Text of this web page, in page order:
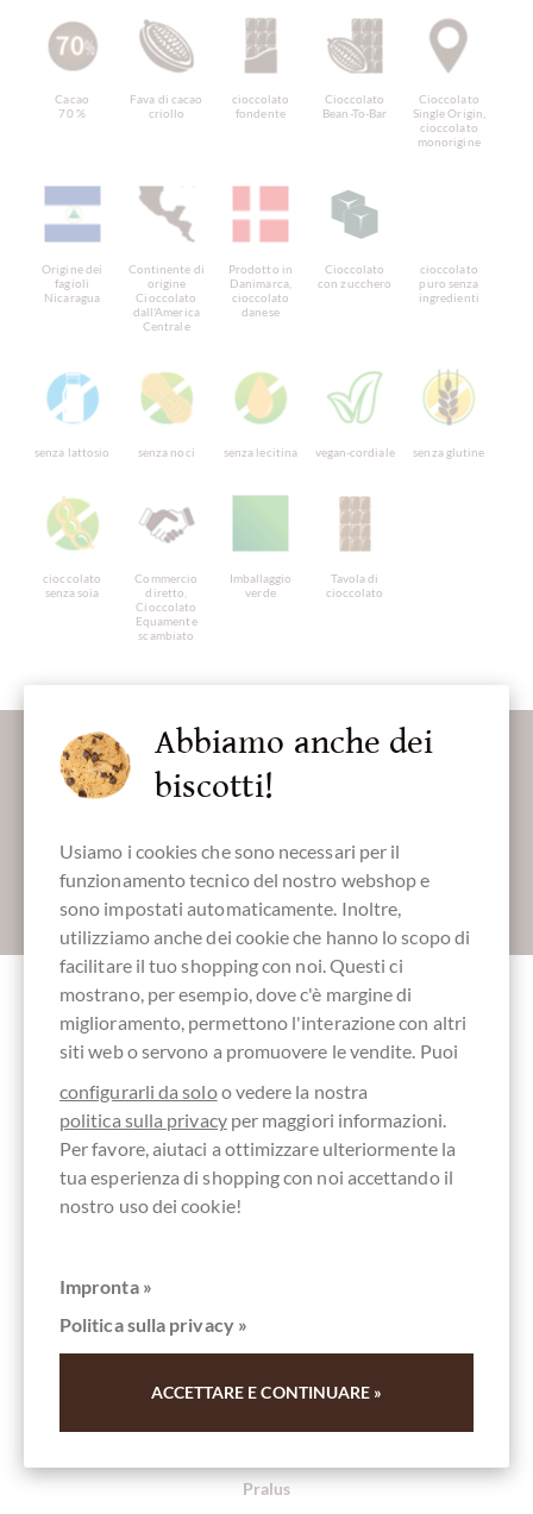
Cacao
70 %
Fava di cacao
criollo
cioccolato
fondente
Cioccolato
Bean-To-Bar
Cioccolato
Single Origin,
cioccolato
monorigine
Origine dei
fagioli
Nicaragua
Continente di
origine
Cioccolato
dall'America
Centrale
Prodotto in
Danimarca,
cioccolato
danese
Cioccolato
con zucchero
cioccolato
puro senza
ingredienti
senza lattosio senza noci senza lecitina vegan-cordiale senza glutine
cioccolato
senza soia
Commercio
diretto,
Cioccolato
Equamente
scambiato
Imballaggio
verde
Tavola di
cioccolato
Maggiori informazioni sul buon cioccolato?
Registrati qui per i nostri SchokoNEWS:
Absenden
Accessori
Pralus
Abbiamo anche dei
biscotti!
Usiamo i cookies che sono necessari per il
funzionamento tecnico del nostro webshop e
sono impostati automaticamente. Inoltre,
utilizziamo anche dei cookie che hanno lo scopo di
facilitare il tuo shopping con noi. Questi ci
mostrano, per esempio, dove c'è margine di
miglioramento, permettono l'interazione con altri
siti web o servono a promuovere le vendite. Puoi
configurarli da soloo vedere la nostra
politica sulla privacyper maggiori informazioni.
Per favore, aiutaci a ottimizzare ulteriormente la
tua esperienza di shopping con noi accettando il
nostro uso dei cookie!
Impronta »
Politica sulla privacy »
ACCETTARE E CONTINUARE »